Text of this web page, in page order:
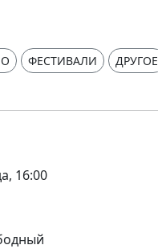
ФЕСТИВАЛИ ДРУГОЕ
16:00